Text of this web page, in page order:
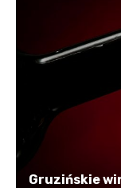
Gruzińskie